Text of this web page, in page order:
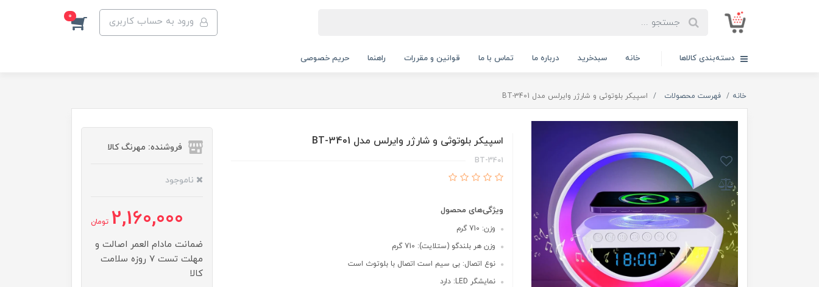
ورود به حساب کاربری 0
دسته‌بندی کالاها خانه سبدخرید درباره ما تماس با ما قوانین و مقررات راهنما حریم خصوصی
خانه فهرست محصولات اسپیکر بلوتوثی و شارژر وایرلس مدل BT-3401
اسپیکر بلوتوثی و شارژر وایرلس مدل BT-3401
BT-3401
ویژگی‌های محصول
وزن: 710 گرم
وزن هر بلندگو (ستلایت): 710 گرم
نوع اتصال: بی سیم است اتصال با بلوتوث است
نمایشگر LED: دارد
فروشنده: مهرنگ کالا
ناموجود
2,160,000 تومان
ضمانت مادام العمر اصالت و
مهلت تست ۷ روزه سلامت
کالا